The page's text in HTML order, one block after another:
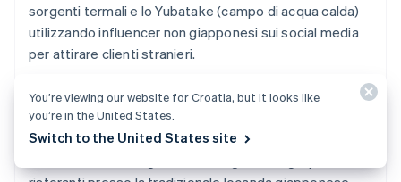
sorgenti termali e lo Yubatake (campo di acqua calda)
utilizzando influencer non giapponesi sui social media
per attirare clienti stranieri.
Inoltre, la città ha istituito un sistema completo di
turismo in entrata per assistere i viaggiatori stranieri,
includendo la fornitura di segnaletica multilingue per
You’re viewing our website for Croatia, but it looks like
you’re in the United States.
Switch to the United States site